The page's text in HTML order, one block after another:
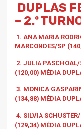
DUPLAS
– 2.º
1. ANA MARIA
MARCONDES/SP
2. JULIA
(120,00) MÉDIA
3. MONICA
(134,88) MÉDIA
4. SILVIA
(129,34) MÉDIA